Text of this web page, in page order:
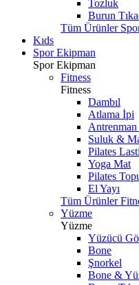
Tozluk
Burun
Tüm Ürünler
Kıds
Spor Ekipman
Spor Ekipman
Fitness
Fitness
Dambıl
Atlama İpi
Suluk &
Pilates
Yoga Mat
Pilates
El Yayı
Tüm Ürünler
Yüzme
Yüzme
Yüzücü
Bone
Şnorkel
Bone &